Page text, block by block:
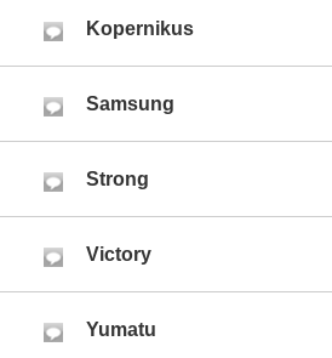
Kopernikus
Samsung
Strong
Victory
Yumatu